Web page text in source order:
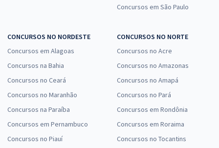
Concursos em São Paulo
CONCURSOS NO NORDESTE
Concursos em Alagoas
Concursos na Bahia
Concursos no Ceará
Concursos no Maranhão
Concursos na Paraíba
Concursos em Pernambuco
Concursos no Piauí
CONCURSOS NO NORTE
Concursos no Acre
Concursos no Amazonas
Concursos no Amapá
Concursos no Pará
Concursos em Rondônia
Concursos em Roraima
Concursos no Tocantins